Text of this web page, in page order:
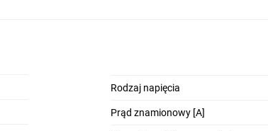
Rodzaj napięcia
Prąd znamionowy [A]